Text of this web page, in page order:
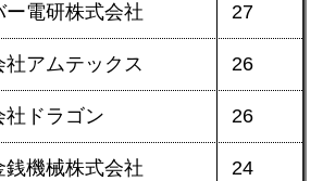
ー電研株式会社 27
社アムテックス 26
社ドラゴン 26
銭機械株式会社 24